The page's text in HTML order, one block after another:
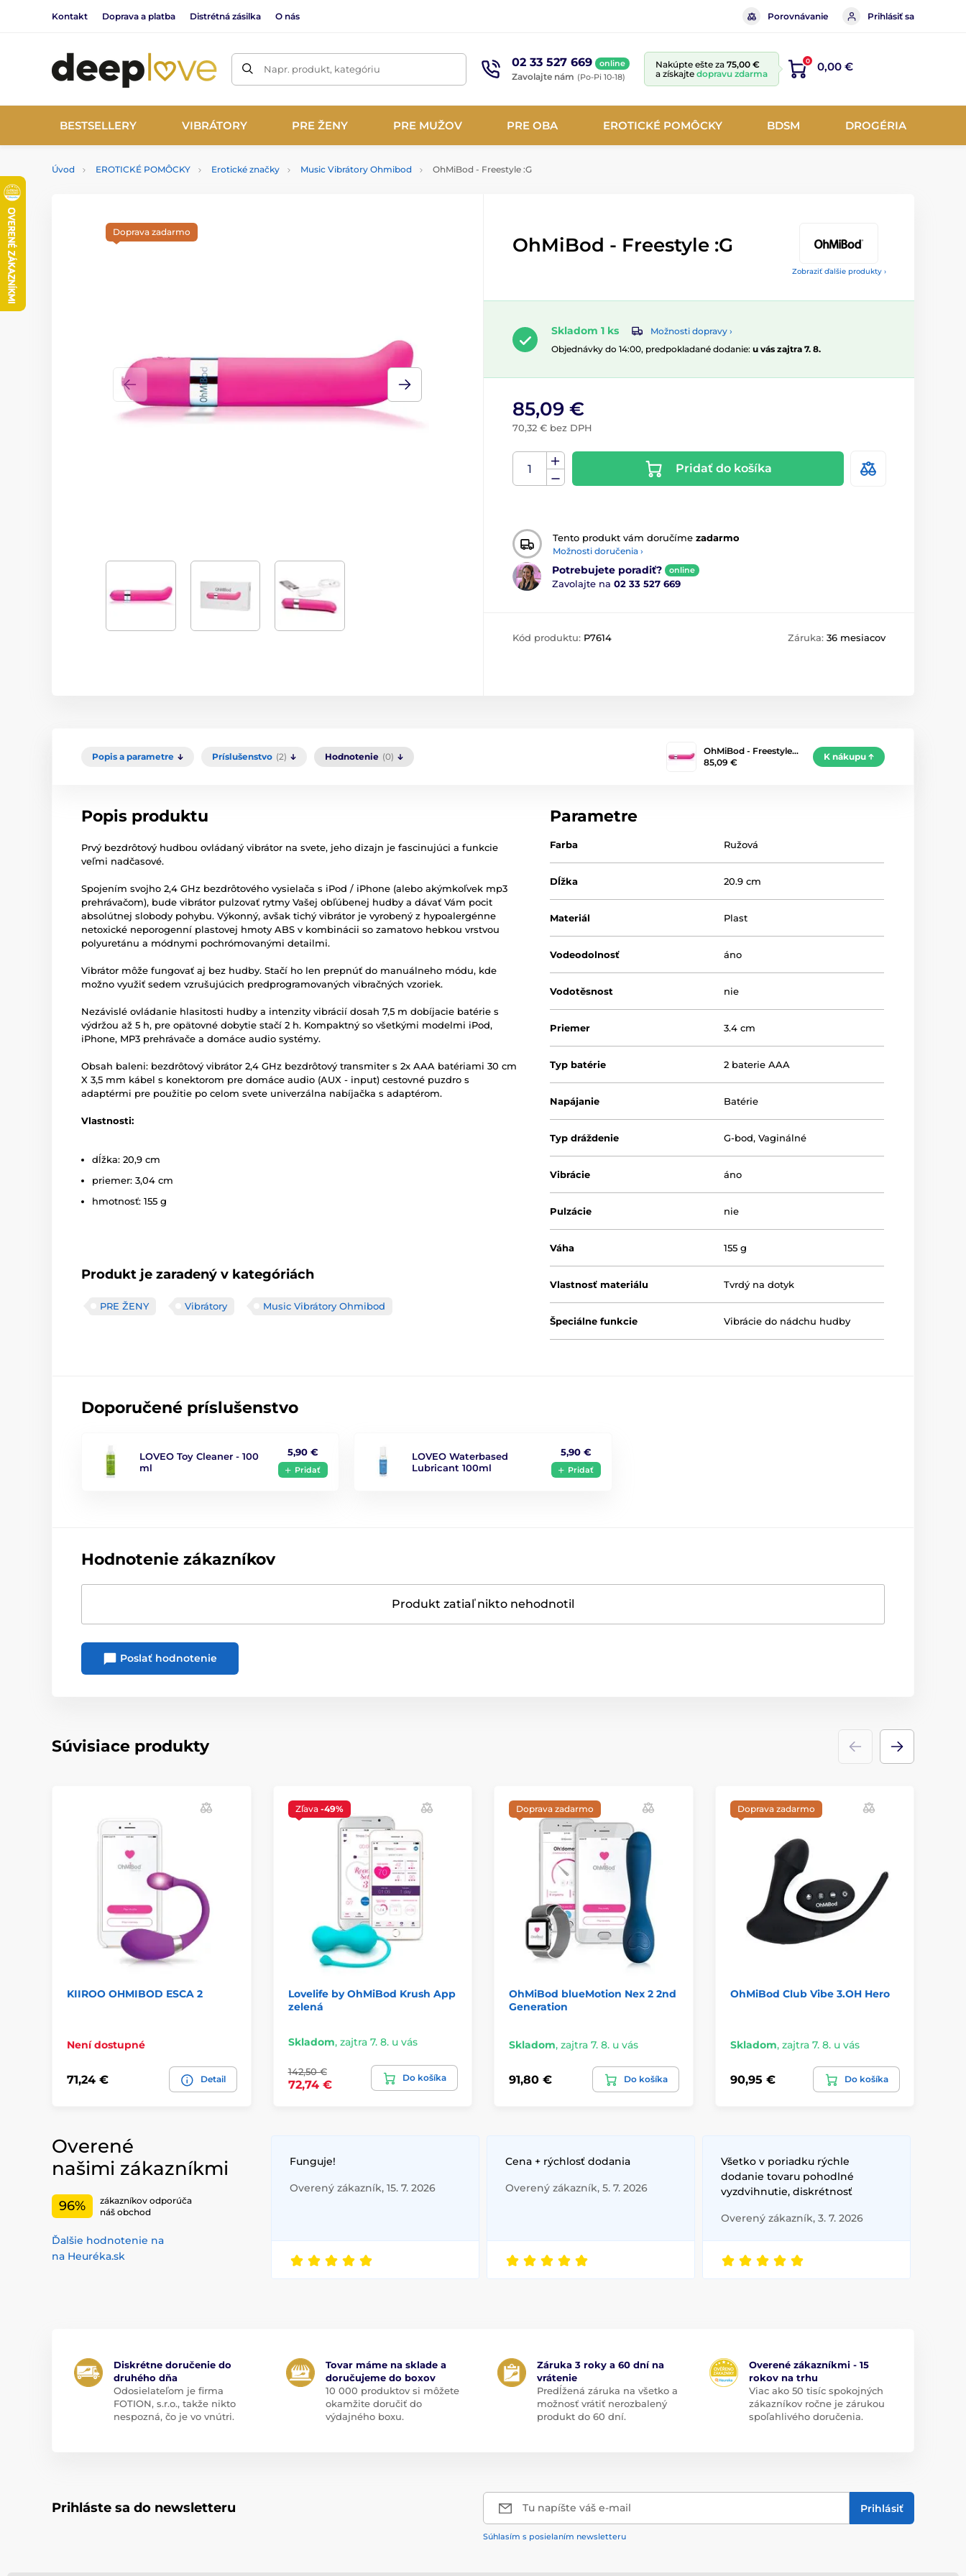
Kontakt Doprava a platba Distrétná zásilka O nás Porovnávanie Prihlásiť sa
Napr. produkt, kategóriu 02 33 527 669 online
Zavolajte nám (Po-Pi 10-18)
Nakúpte ešte za 75,00 €
a získajte dopravu zdarma
0 0,00 €
BESTSELLERY VIBRÁTORY PRE ŽENY PRE MUŽOV PRE OBA EROTICKÉ POMÔCKY BDSM DROGÉRIA
Úvod EROTICKÉ POMÔCKY Erotické značky Music Vibrátory Ohmibod OhMiBod - Freestyle :G
Zobraziť ďalšie produkty ›
Doprava zadarmo
OhMiBod - Freestyle :G
Skladom 1 ks
Možnosti dopravy ›
Objednávky do 14:00, predpokladané dodanie: u vás zajtra 7. 8.
85,09 €
70,32 € bez DPH
Pridať do košíka
Tento produkt vám doručíme zadarmo
Možnosti doručenia ›
Potrebujete poradiť? online
Zavolajte na 02 33 527 669
Kód produktu: P7614 Záruka: 36 mesiacov
Popis a parametre Príslušenstvo (2) Hodnotenie (0)
OhMiBod - Freestyle…
85,09 €
K nákupu
Popis produktu
Prvý bezdrôtový hudbou ovládaný vibrátor na svete, jeho dizajn je fascinujúci a funkcie
veľmi nadčasové.
Spojením svojho 2,4 GHz bezdrôtového vysielača s iPod / iPhone (alebo akýmkoľvek mp3
prehrávačom), bude vibrátor pulzovať rytmy Vašej obľúbenej hudby a dávať Vám pocit
absolútnej slobody pohybu. Výkonný, avšak tichý vibrátor je vyrobený z hypoalergénne
netoxické neporogenní plastovej hmoty ABS v kombinácii so zamatovo hebkou vrstvou
polyuretánu a módnymi pochrómovanými detailmi.
Vibrátor môže fungovať aj bez hudby. Stačí ho len prepnúť do manuálneho módu, kde
možno využiť sedem vzrušujúcich predprogramovaných vibračných vzoriek.
Nezávislé ovládanie hlasitosti hudby a intenzity vibrácií dosah 7,5 m dobíjacie batérie s
výdržou až 5 h, pre opätovné dobytie stačí 2 h. Kompaktný so všetkými modelmi iPod,
iPhone, MP3 prehrávače a domáce audio systémy.
Obsah baleni: bezdrôtový vibrátor 2,4 GHz bezdrôtový transmiter s 2x AAA batériami 30 cm
X 3,5 mm kábel s konektorom pre domáce audio (AUX - input) cestovné puzdro s
adaptérmi pre použitie po celom svete univerzálna nabíjačka s adaptérom.
Vlastnosti:
dĺžka: 20,9 cm
priemer: 3,04 cm
hmotnosť: 155 g
Produkt je zaradený v kategóriách
PRE ŽENY Vibrátory Music Vibrátory Ohmibod
Parametre
Farba Ružová
Dĺžka 20.9 cm
Materiál Plast
Vodeodolnosť áno
Vodotěsnost nie
Priemer 3.4 cm
Typ batérie 2 baterie AAA
Napájanie Batérie
Typ dráždenie G-bod,Vaginálné
Vibrácie áno
Pulzácie nie
Váha 155 g
Vlastnosť materiálu Tvrdý na dotyk
Špeciálne funkcie Vibrácie do nádchu hudby
Doporučené príslušenstvo
LOVEO Toy Cleaner - 100
ml
5,90 €
Pridať
LOVEO Waterbased
Lubricant 100ml
5,90 €
Pridať
Hodnotenie zákazníkov
Produkt zatiaľ nikto nehodnotil
Poslať hodnotenie
Súvisiace produkty
KIIROO OHMIBOD ESCA 2
Není dostupné
71,24 € Detail
Zľava -49%
Lovelife by OhMiBod Krush App
zelená
Skladom, zajtra 7. 8. u vás
142,50 €
72,74 €
Do košíka
Doprava zadarmo
OhMiBod blueMotion Nex 2 2nd
Generation
Skladom, zajtra 7. 8. u vás
91,80 € Do košíka
Doprava zadarmo
OhMiBod Club Vibe 3.OH Hero
Skladom, zajtra 7. 8. u vás
90,95 € Do košíka
Overené
našimi zákazníkmi
96%
zákazníkov odporúča
náš obchod
Ďalšie hodnotenie na
na Heuréka.sk
Funguje!
Overený zákazník, 15. 7. 2026
Cena + rýchlosť dodania
Overený zákazník, 5. 7. 2026
Všetko v poriadku rýchle
dodanie tovaru pohodlné
vyzdvihnutie, diskrétnosť
Overený zákazník, 3. 7. 2026
Diskrétne doručenie do
druhého dňa
Odosielateľom je firma
FOTION, s.r.o., takže nikto
nespozná, čo je vo vnútri.
Tovar máme na sklade a
doručujeme do boxov
10 000 produktov si môžete
okamžite doručiť do
výdajného boxu.
Záruka 3 roky a 60 dní na
vrátenie
Predĺžená záruka na všetko a
možnosť vrátiť nerozbalený
produkt do 60 dní.
Overené zákazníkmi - 15
rokov na trhu
Viac ako 50 tisíc spokojných
zákazníkov ročne je zárukou
spoľahlivého doručenia.
Prihláste sa do newsletteru Tu napíšte váš e-mail Prihlásiť
Súhlasím s posielaním newsletteru